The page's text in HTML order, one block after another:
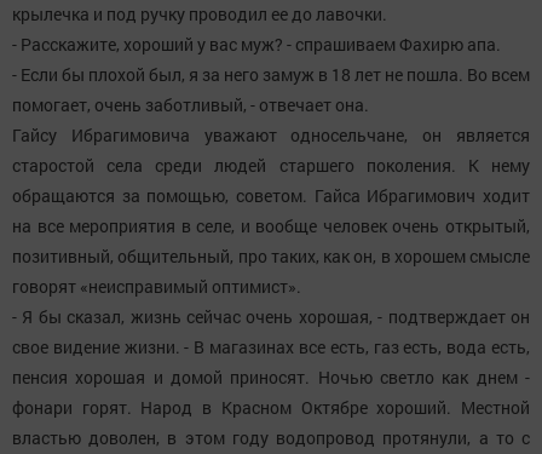
крылечка и под ручку проводил ее до лавочки.
- Расскажите, хороший у вас муж? - спрашиваем Фахирю апа.
- Если бы плохой был, я за него замуж в 18 лет не пошла. Во всем
помогает, очень заботливый, - отвечает она.
Гайсу Ибрагимовича уважают односельчане, он является
старостой села среди людей старшего поколения. К нему
обращаются за помощью, советом. Гайса Ибрагимович ходит
на все мероприятия в селе, и вообще человек очень открытый,
позитивный, общительный, про таких, как он, в хорошем смысле
говорят «неисправимый оптимист».
- Я бы сказал, жизнь сейчас очень хорошая, - подтверждает он
свое видение жизни. - В магазинах все есть, газ есть, вода есть,
пенсия хорошая и домой приносят. Ночью светло как днем -
фонари горят. Народ в Красном Октябре хороший. Местной
властью доволен, в этом году водопровод протянули, а то с